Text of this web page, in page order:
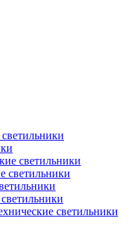
светильники
светильники
светильники